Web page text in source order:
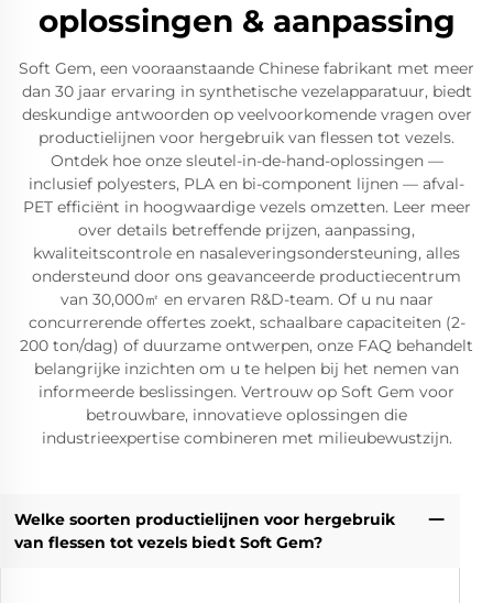
oplossingen & aanpassing
Soft Gem, een vooraanstaande Chinese fabrikant met meer
dan 30 jaar ervaring in synthetische vezelapparatuur, biedt
deskundige antwoorden op veelvoorkomende vragen over
productielijnen voor hergebruik van flessen tot vezels.
Ontdek hoe onze sleutel-in-de-hand-oplossingen —
inclusief polyesters, PLA en bi-component lijnen — afval-
PET efficiënt in hoogwaardige vezels omzetten. Leer meer
over details betreffende prijzen, aanpassing,
kwaliteitscontrole en nasaleveringsondersteuning, alles
ondersteund door ons geavanceerde productiecentrum
van 30,000㎡ en ervaren R&D-team. Of u nu naar
concurrerende offertes zoekt, schaalbare capaciteiten (2-
200 ton/dag) of duurzame ontwerpen, onze FAQ behandelt
belangrijke inzichten om u te helpen bij het nemen van
informeerde beslissingen. Vertrouw op Soft Gem voor
betrouwbare, innovatieve oplossingen die
industrieexpertise combineren met milieubewustzijn.
Welke soorten productielijnen voor hergebruik
van flessen tot vezels biedt Soft Gem?